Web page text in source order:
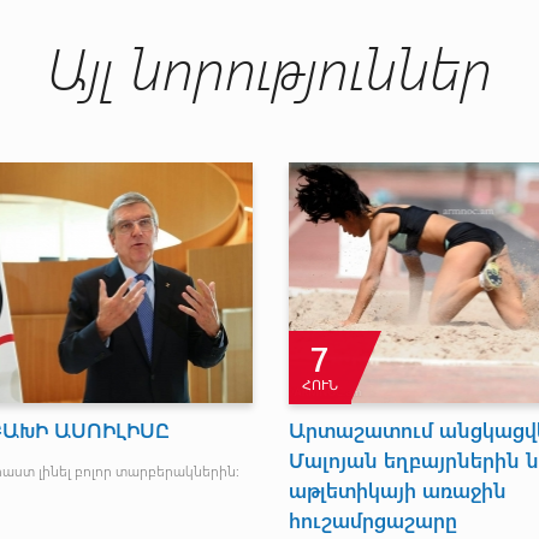
Այլ նորություններ
ԵՆ ՆԱԵՎ
փետրվարի 6- 22-
29
ՄԱՐ
Հայ ձյուդոյիստները մեդալներ չեն
նվաճել Թբիլիսիի Գրան պրիում
Վրաստանի մայրաքաղաք Թբիլիսում ավարտվել է
Օլիմպիական խաղերի վարկանիշային Գրան պրին